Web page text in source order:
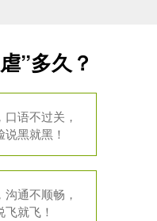
”多久？
语不过关，
黑就黑！
通不顺畅，
就飞！